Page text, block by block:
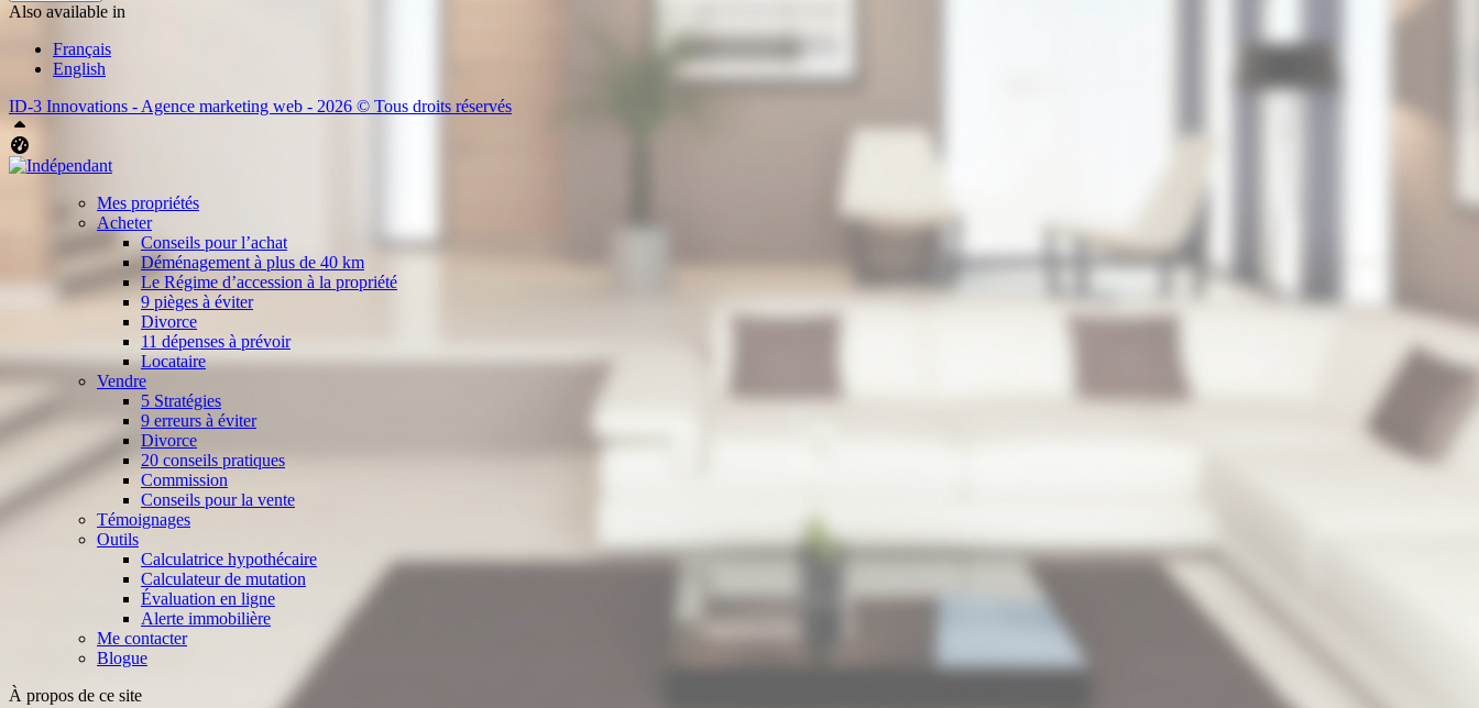
Also available in
Français
English
ID-3 Innovations - Agence marketing web - 2026 © Tous droits réservés
Mes propriétés
Acheter
Conseils pour l’achat
Déménagement à plus de 40 km
Le Régime d’accession à la propriété
9 pièges à éviter
Divorce
11 dépenses à prévoir
Locataire
Vendre
5 Stratégies
9 erreurs à éviter
Divorce
20 conseils pratiques
Commission
Conseils pour la vente
Témoignages
Outils
Calculatrice hypothécaire
Calculateur de mutation
Évaluation en ligne
Alerte immobilière
Me contacter
Blogue
À propos de ce site